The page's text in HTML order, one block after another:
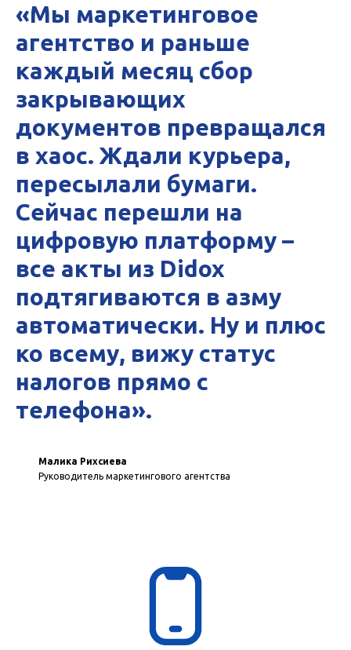
«Мы маркетинговое
агентство и раньше
каждый месяц сбор
закрывающих
документов превращался
в хаос. Ждали курьера,
пересылали бумаги.
Сейчас перешли на
цифровую платформу –
все акты из Didox
подтягиваются в азму
автоматически. Ну и плюс
ко всему, вижу статус
налогов прямо с
телефона».
Малика Рихсиева
Руководитель маркетингового агентства